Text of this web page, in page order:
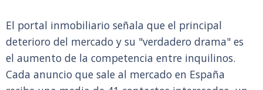
El portal inmobiliario señala que el principal
deterioro del mercado y su "verdadero drama" es
el aumento de la competencia entre inquilinos.
Cada anuncio que sale al mercado en España